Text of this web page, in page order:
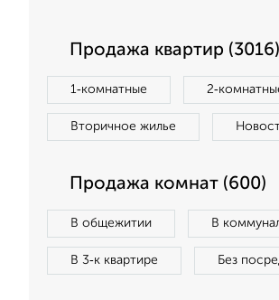
Продажа квартир (3016)
1‑комнатные
Вторичное жилье
Продажа комнат (600)
В общежитии В
В 3‑к квартире Без